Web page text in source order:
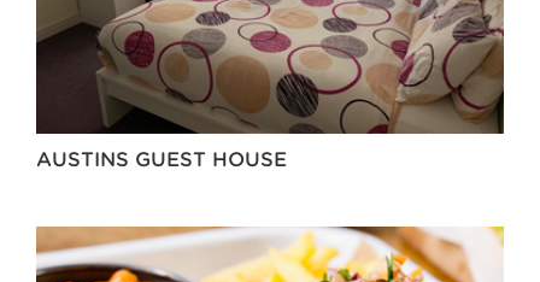
AUSTINS GUEST HOUSE